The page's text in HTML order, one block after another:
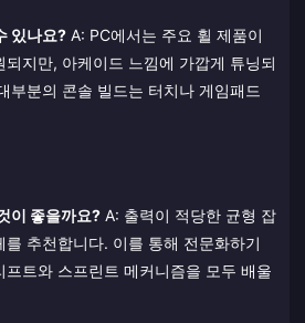
있나요? A: PC에서는 주요 휠 제품이
되지만, 아케이드 느낌에 가깝게 튜닝되
부분의 콘솔 빌드는 터치나 게임패드
이 좋을까요? A: 출력이 적당한 균형 잡
를 추천합니다. 이를 통해 전문화하기
프트와 스프린트 메커니즘을 모두 배울